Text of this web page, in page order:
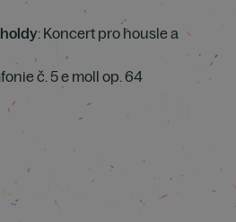
: Koncert pro housle a
č. 5 e moll op. 64